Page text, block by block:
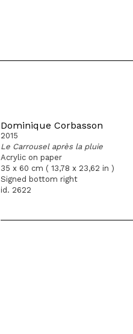
Dominique Corbasson
2015
Le Carrousel après la pluie
Acrylic on paper
35 x 60 cm ( 13,78 x 23,62 in )
Signed bottom right
id. 2622